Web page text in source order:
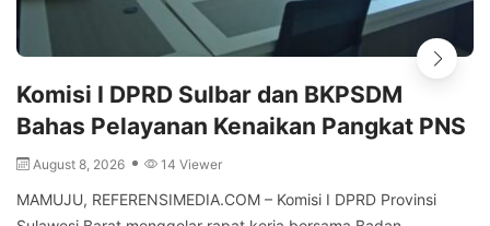
Komisi I DPRD Sulbar dan BKPSDM
Bahas Pelayanan Kenaikan Pangkat PNS
August 8, 2026 14 Viewer
MAMUJU, REFERENSIMEDIA.COM – Komisi I DPRD Provinsi